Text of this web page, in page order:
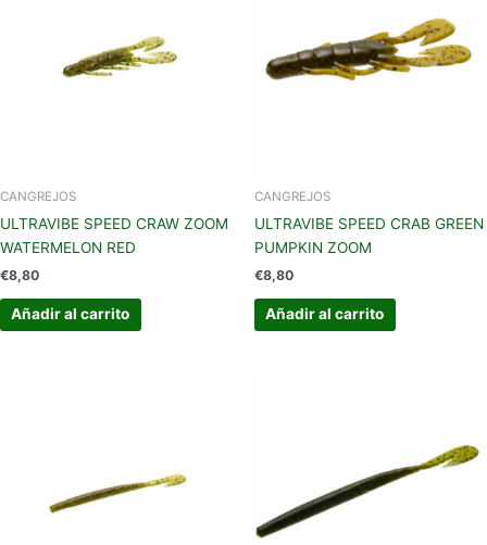
CANGREJOS
ULTRAVIBE SPEED CRAW ZOOM
WATERMELON RED
€8,80
Añadir al carrito
CANGREJOS
ULTRAVIBE SPEED CRAB GREEN
PUMPKIN ZOOM
€8,80
Añadir al carrito